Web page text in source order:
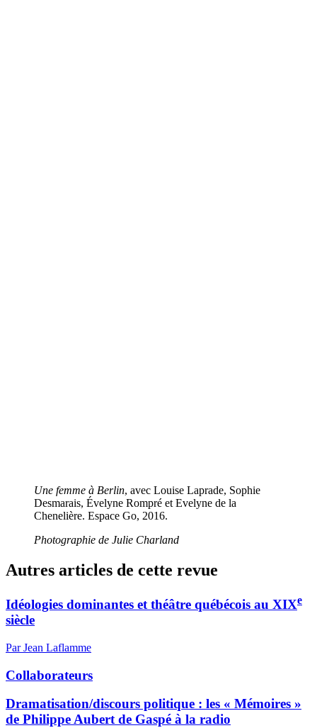
Une femme à Berlin, avec Louise Laprade, Sophie
Desmarais, Évelyne Rompré et Evelyne de la
Chenelière. Espace Go, 2016.
Photographie de Julie Charland
Autres articles de cette revue
Idéologies dominantes et théâtre québécois au XIXe
siècle
Par Jean Laflamme
Collaborateurs
Dramatisation/discours politique : les « Mémoires »
de Philippe Aubert de Gaspé à la radio